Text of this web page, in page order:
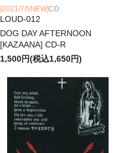
[2021/7/5NEW]CD
LOUD-012
DOG DAY AFTERNOON
[KAZAANA] CD-R
1,500円(税込1,650円)